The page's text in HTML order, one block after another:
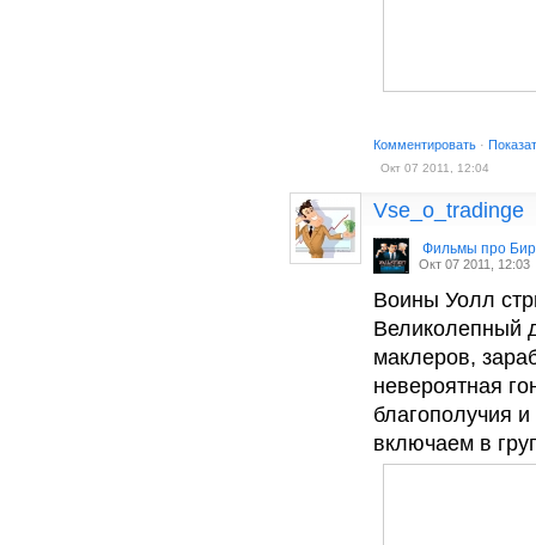
Комментировать ·
Окт 07 2011, 12:04
Vse_o_tradinge
Фильмы про
Окт 07 2011, 12:03
Воины Уолл
Великолепный
маклеров,
невероятная
благополучия
включаем в